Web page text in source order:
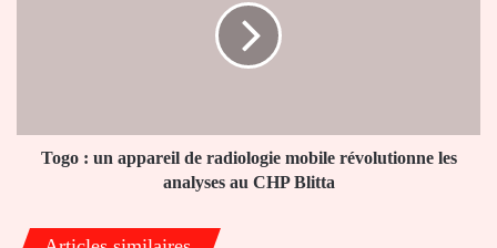
les
analyses
Blitta
Togo : un appareil de radiologie mobile révolutionne les
analyses au CHP Blitta